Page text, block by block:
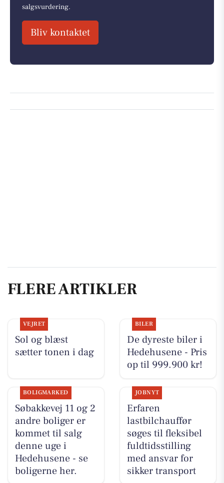
salgsvurdering.
Bliv kontaktet
FLERE ARTIKLER
VEJRET
Sol og blæst
sætter tonen i dag
BILER
De dyreste biler i
Hedehusene - Pris
op til 999.900 kr!
BOLIGMARKED
Søbakkevej 11 og 2
andre boliger er
kommet til salg
denne uge i
Hedehusene - se
boligerne her.
JOBNYT
Erfaren
lastbilchauffør
søges til fleksibel
fuldtidsstilling
med ansvar for
sikker transport